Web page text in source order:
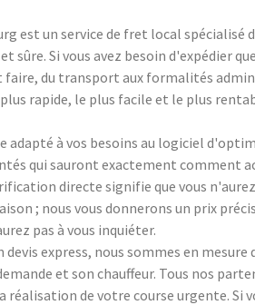
est un service de fret local spécialisé
sûre. Si vous avez besoin d'expédier
faire, du transport aux formalités
rapide, le plus facile et le plus
adapté à vos besoins au logiciel
qui sauront exactement comment
directe signifie que vous n'aurez
; nous vous donnerons un prix
pas à vous inquiéter.
express, nous sommes en
et son chauffeur. Tous nos
de votre course urgente. Si